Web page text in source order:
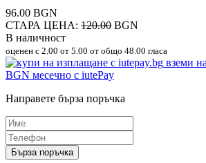
96.00 BGN
СТАРА ЦЕНА: 120.00 BGN
В наличност
оценен с 2.00 от 5.00 от общо 48.00 гласа
вземи
BGN месечно с iutePay
Направете бърза поръчка
Бърза поръчка